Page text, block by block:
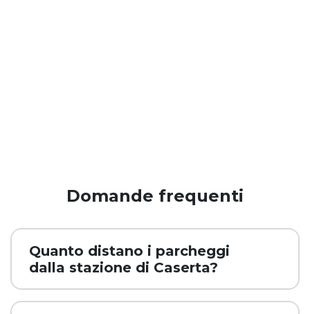
Domande frequenti
Quanto distano i parcheggi
dalla stazione di Caserta?